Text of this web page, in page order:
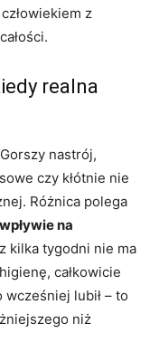
z
realna
nastrój,
czy kłótnie nie
Różnica polega
na
kilka tygodni nie ma
całkowicie
lubił – to
niż